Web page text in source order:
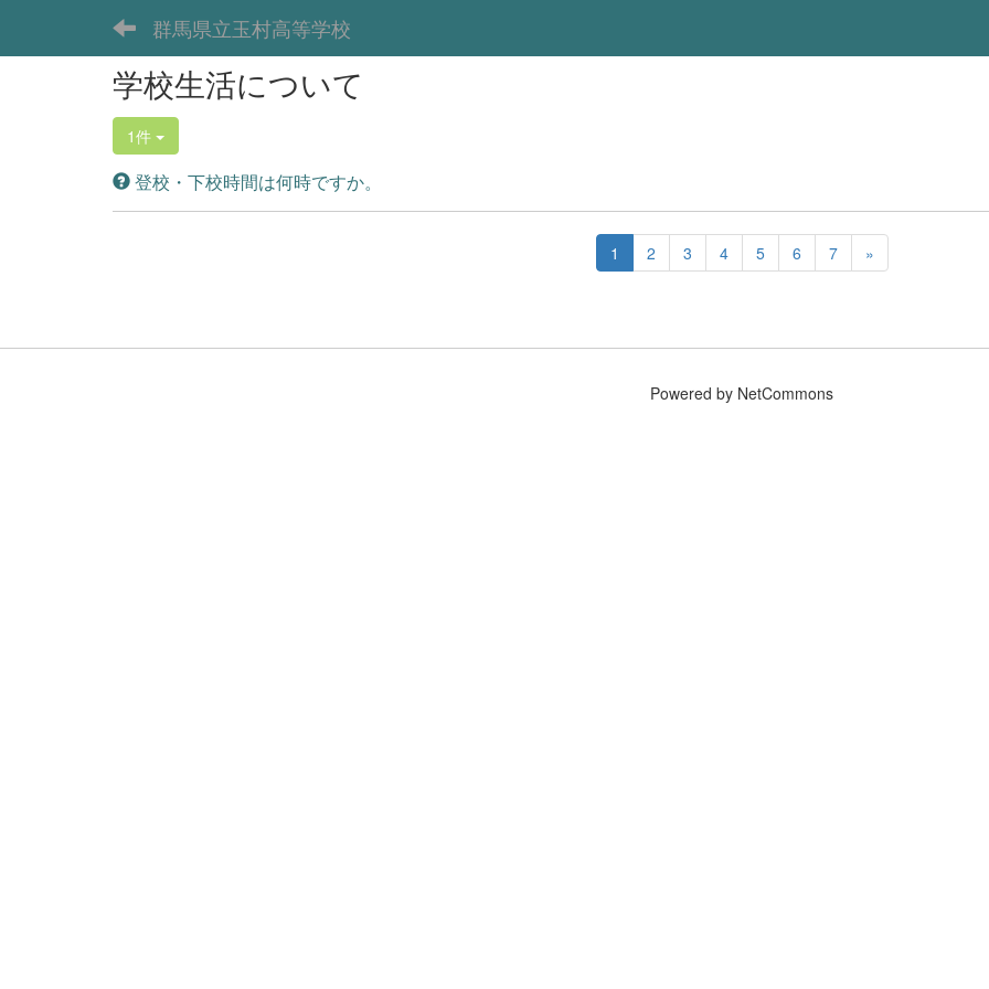
群馬県立玉村高等学校
学校生活について
1件
登校・下校時間は何時ですか。
1 2 3 4 5 6 7 »
Powered by NetCommons